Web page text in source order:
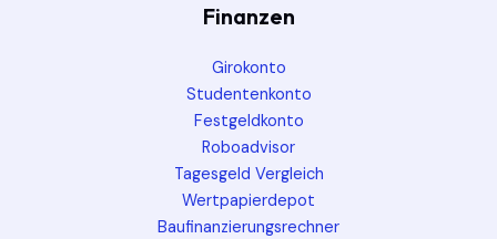
Finanzen
Girokonto
Studentenkonto
Festgeldkonto
Roboadvisor
Tagesgeld Vergleich
Wertpapierdepot
Baufinanzierungsrechner